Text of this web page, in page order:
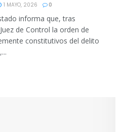
1 MAYO, 2026 0
informa que, tras
de Control la orden de
constitutivos del delito